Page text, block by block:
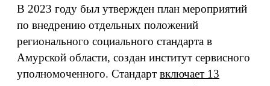
В 2023 году был утвержден план мероприятий
по внедрению отдельных положений
регионального социального стандарта в
Амурской области, создан институт сервисного
уполномоченного. Стандарт включает 13